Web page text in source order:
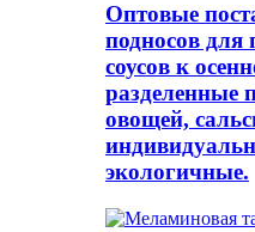
Оптовые
подносов для
соусов к
разделенные
овощей,
экологичные.